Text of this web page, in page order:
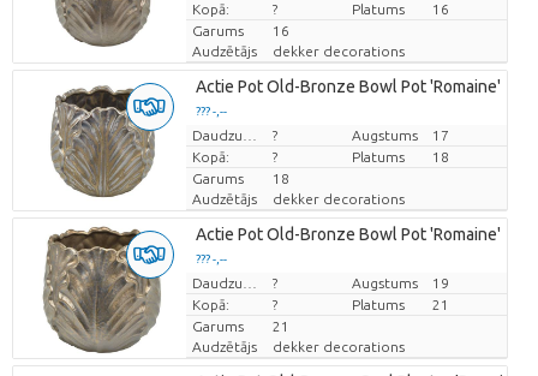
Kopā:
? Platums
16
Garums
16
Audzētājs
dekker decorations
Actie Pot Old-Bronze Bowl Pot 'Romaine'
??? -,--
Cena par vienību
? Augstums
17
Kopā:
? Platums
18
Garums
18
Audzētājs
dekker decorations
Actie Pot Old-Bronze Bowl Pot 'Romaine'
??? -,--
Cena par vienību
? Augstums
19
Kopā:
? Platums
21
Garums
21
Audzētājs
dekker decorations